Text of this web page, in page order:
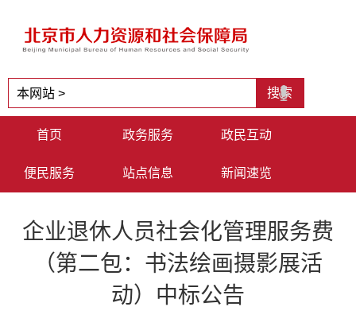
首页 政务服务 政民互动
便民服务 站点信息 新闻速览
企业退休人员社会化管理服务费
（第二包：书法绘画摄影展活
动）中标公告